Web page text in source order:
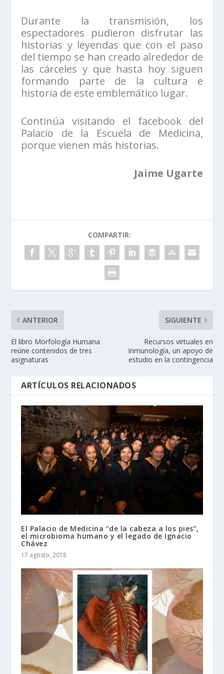
Durante la transmisión, los
espectadores pudieron disfrutar las
historias y leyendas que con el paso
del tiempo se han creado alrededor de
las cárceles y que hasta hoy siguen
formando parte de la cultura e
historia de este emblemático lugar.
Continúa visitando el facebook del
Palacio de la Escuela de Medicina,
porque vienen más historias.
Jaime Ugarte
COMPARTIR:
ANTERIOR
El libro Morfología Humana
reúne contenidos de tres
asignaturas
SIGUIENTE
Recursos virtuales en
Inmunología, un apoyo de
estudio en la contingencia
ARTÍCULOS RELACIONADOS
El Palacio de Medicina “de la cabeza a los pies”,
el microbioma humano y el legado de Ignacio
Chávez
17 agosto, 2018